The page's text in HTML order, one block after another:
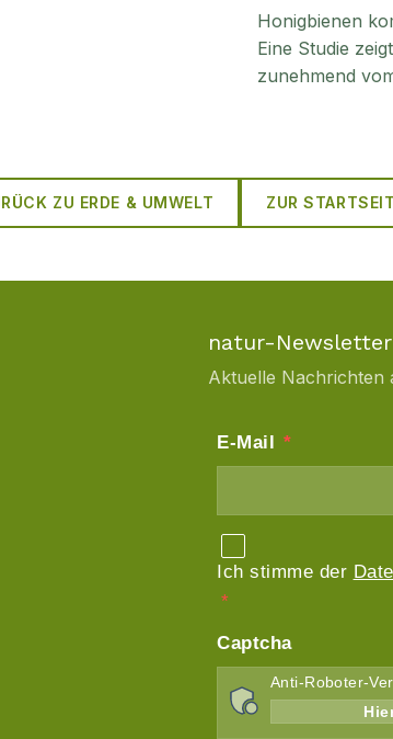
Honigbienen
Eine Studie
zunehmend
ZU ERDE & UMWELT ZUR
natur-Newsletter
Aktuelle Nachrichten